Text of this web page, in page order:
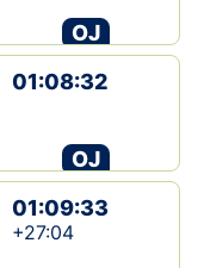
OJ
01:08:32
OJ
01:09:33
+27:04